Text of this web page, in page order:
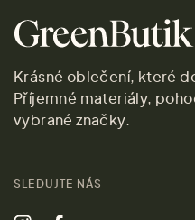
Krásné oblečení, které
Příjemné materiály,
vybrané značky.
SLEDUJTE NÁS